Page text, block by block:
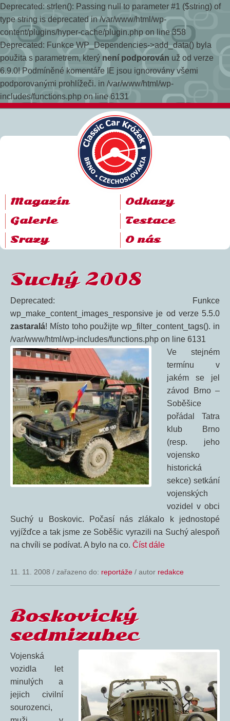
Deprecated: strlen(): Passing null to parameter #1 ($string) of
type string is deprecated in /var/www/html/wp-
content/plugins/hyper-cache/plugin.php on line 358
Deprecated: Funkce WP_Dependencies->add_data() byla
použita s parametrem, který není podporován už od verze
6.9.0! Podmíněné komentáře IE jsou ignorovány všemi
podporovanými prohlížeči. in /var/www/html/wp-
includes/functions.php on line 6131
Magazín
Galerie
Srazy
Odkazy
Testace
O nás
Suchý 2008
Deprecated: Funkce
wp_make_content_images_responsive je od verze 5.5.0
zastaralá! Místo toho použijte wp_filter_content_tags(). in
/var/www/html/wp-includes/functions.php on line 6131
Ve stejném
termínu v
jakém se jel
závod Brno –
Soběšice
pořádal Tatra
klub Brno
(resp. jeho
vojensko
historická
sekce) setkání
vojenských
vozidel v obci
Suchý u Boskovic. Počasí nás zlákalo k jednostopé
vyjížďce a tak jsme ze Soběšic vyrazili na Suchý alespoň
na chvíli se podívat. A bylo na co. Číst dále
11. 11. 2008 / zařazeno do: reportáže / autor redakce
Boskovický
sedmizubec
Vojenská
vozidla let
minulých a
jejich civilní
sourozenci,